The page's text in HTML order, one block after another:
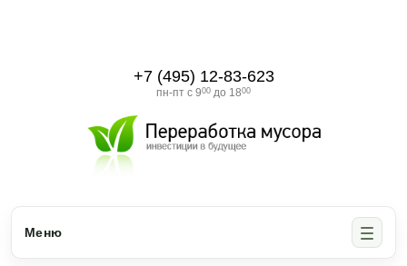
+7 (495) 12-83-623
пн-пт с 900 до 1800
Меню